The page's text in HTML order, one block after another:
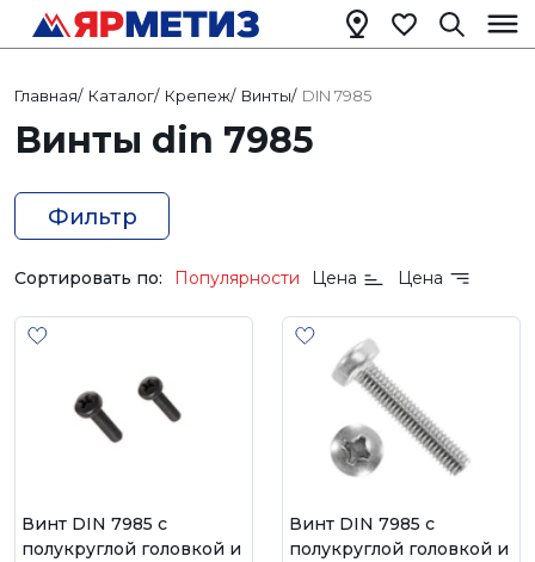
Главная/ Каталог/ Крепеж/ Винты/ DIN 7985
Винты din 7985
Фильтр
Сортировать по: Популярности Цена Цена
Винт DIN 7985 с
полукруглой головкой и
Винт DIN 7985 с
полукруглой головкой и